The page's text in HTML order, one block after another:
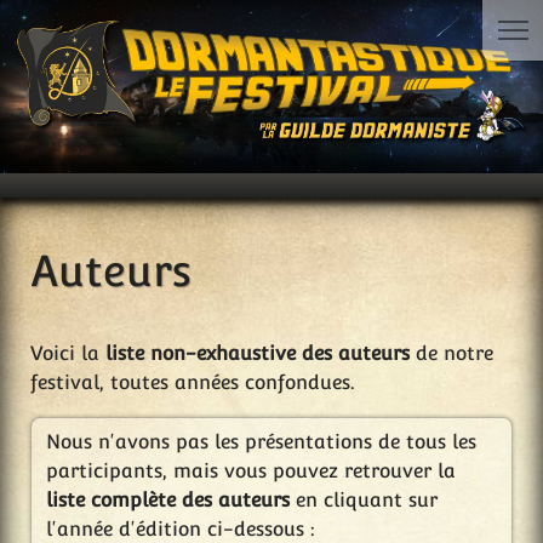
Auteurs
Voici la liste non-exhaustive des auteursde notre
festival, toutes années confondues.
Nous n'avons pas les présentations de tous les
participants, mais vous pouvez retrouver la
liste complète des auteursen cliquant sur
l'année d'édition ci-dessous :